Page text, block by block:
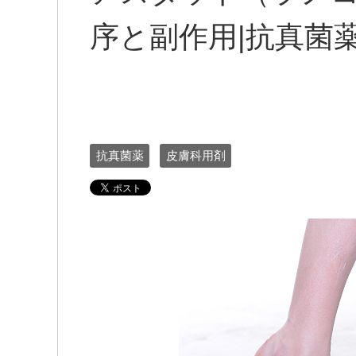
序と副作用|抗真菌
抗真菌薬 皮膚科用剤